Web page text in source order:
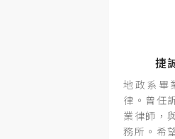
捷
地政系畢
律。曾任
業律師，
務所。希